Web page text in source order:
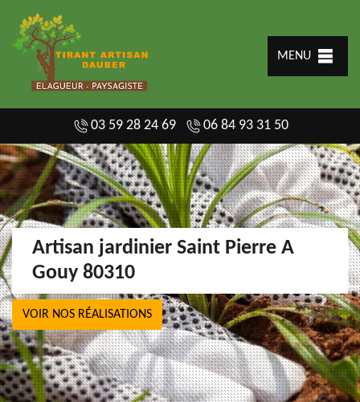
MENU
03 59 28 24 69 06 84 93 31 50
Artisan jardinier Saint Pierre A
Gouy 80310
VOIR NOS RÉALISATIONS